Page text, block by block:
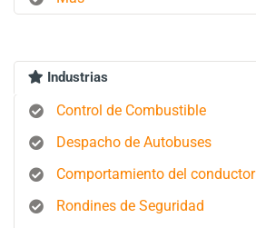
Industrias
Control de Combustible
Despacho de Autobuses
Comportamiento del conductor
Rondines de Seguridad